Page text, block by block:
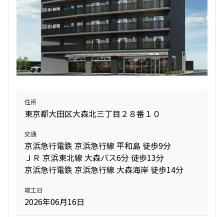
住所
東京都大田区大森北三丁目２８番１０
交通
京浜急行電鉄 京浜急行線 平和島 徒歩9分
ＪＲ 京浜東北線 大森バス6分 徒歩13分
京浜急行電鉄 京浜急行線 大森海岸 徒歩14分
竣工日
2026年06月16日